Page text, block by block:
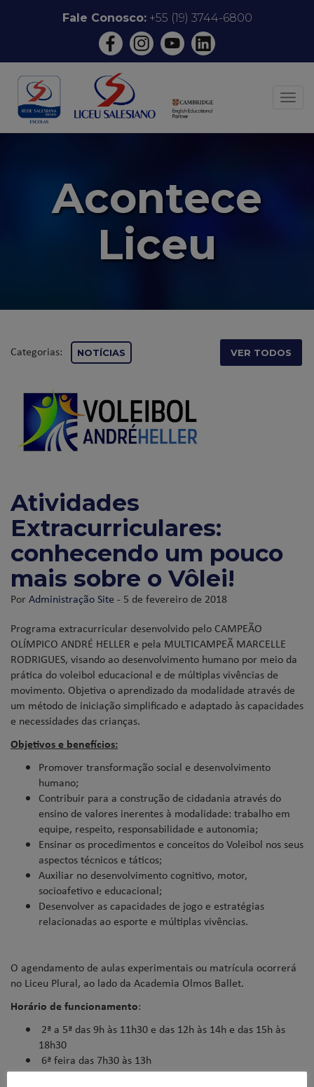
conteúdo
Fale Conosco:+55 (19) 3744-6800
Acontece
Liceu
Categorias: NOTÍCIAS VER TODOS
Atividades
Extracurriculares:
conhecendo um pouco
mais sobre o Vôlei!
PorAdministração Site - 5 de fevereiro de 2018
Programa extracurricular desenvolvido pelo CAMPEÃO
OLÍMPICO ANDRÉ HELLER e pela MULTICAMPEÃ MARCELLE
RODRIGUES, visando ao desenvolvimento humano por meio da
prática do voleibol educacional e de múltiplas vivências de
movimento. Objetiva o aprendizado da modalidade através de
um método de iniciação simplificado e adaptado às capacidades
e necessidades das crianças.
Objetivos e benefícios:
Promover transformação social e desenvolvimento
humano;
Contribuir para a construção de cidadania através do
ensino de valores inerentes à modalidade: trabalho em
equipe, respeito, responsabilidade e autonomia;
Ensinar os procedimentos e conceitos do Voleibol nos seus
aspectos técnicos e táticos;
Auxiliar no desenvolvimento cognitivo, motor,
socioafetivo e educacional;
Desenvolver as capacidades de jogo e estratégias
relacionadas ao esporte e múltiplas vivências.
O agendamento de aulas experimentais ou matrícula ocorrerá
no Liceu Plural, ao lado da Academia Olmos Ballet.
Horário de funcionamento:
2ª a 5ª das 9h às 11h30 e das 12h às 14h e das 15h às
18h30
6ª feira das 7h30 às 13h